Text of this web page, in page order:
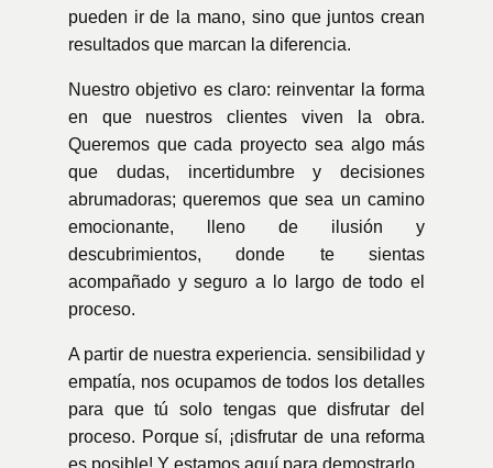
pueden ir de la mano, sino que juntos crean
resultados que marcan la diferencia.
Nuestro objetivo es claro: reinventar la forma
en que nuestros clientes viven la obra.
Queremos que cada proyecto sea algo más
que dudas, incertidumbre y decisiones
abrumadoras; queremos que sea un camino
emocionante, lleno de ilusión y
descubrimientos, donde te sientas
acompañado y seguro a lo largo de todo el
proceso.
A partir de nuestra experiencia. sensibilidad y
empatía, nos ocupamos de todos los detalles
para que tú solo tengas que disfrutar del
proceso. Porque sí, ¡disfrutar de una reforma
es posible! Y estamos aquí para demostrarlo.